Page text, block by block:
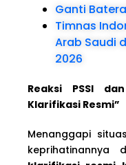
Ganti
Timnas
Arab Saudi
2026
Reaksi PSSI
Klarifikasi Resmi”
Menanggapi